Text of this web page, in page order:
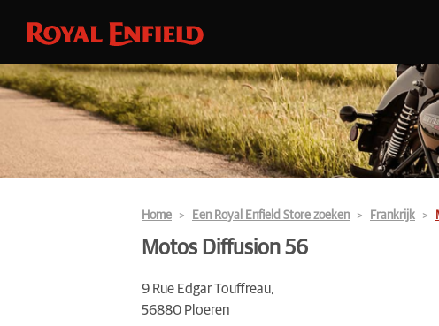
Home Een Royal Enfield Store zoeken Frankrijk
Motos Diffusion 56
9 Rue Edgar Touffreau,
56880 Ploeren